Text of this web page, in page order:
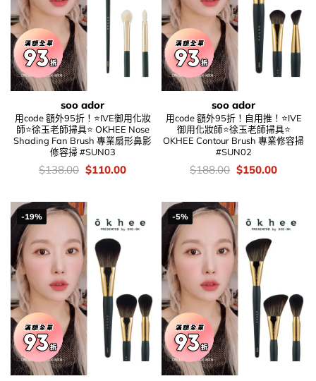
soo ador
用code 額外95折！⭐IVE御用化妝
師⭐徐玉老師掃具⭐ OKHEE Nose
Shading Fan Brush 專業扇形鼻影
修容掃 #SUN03
價
$138.00 Original
$138.00.
$110.00Current
$110.00.
soo ador
用code 額外95折！自用推！⭐IVE
御用化妝師⭐徐玉老師掃具⭐
OKHEE Contour Brush 專業修容掃
#SUN02
價
$188.00 Original
$188.00.
$150.00Current
-19% -5%